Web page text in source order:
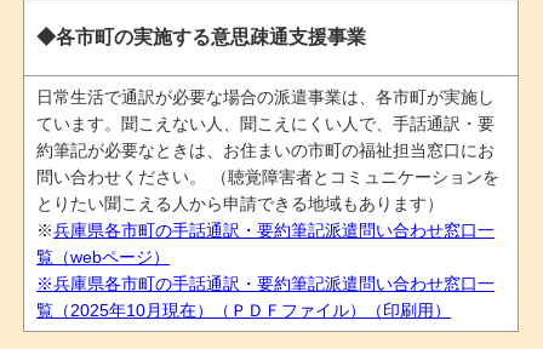
◆各市町の実施する意思疎通支援事業
日常生活で通訳が必要な場合の派遣事業は、各市町が実施し
ています。聞こえない人、聞こえにくい人で、手話通訳・要
約筆記が必要なときは、お住まいの市町の福祉担当窓口にお
問い合わせください。 （聴覚障害者とコミュニケーションを
とりたい聞こえる人から申請できる地域もあります）
※兵庫県各市町の手話通訳・要約筆記派遣問い合わせ窓口一
覧（webページ）
※兵庫県各市町の手話通訳・要約筆記派遣問い合わせ窓口一
覧（2025年10月現在）（ＰＤＦファイル）（印刷用）